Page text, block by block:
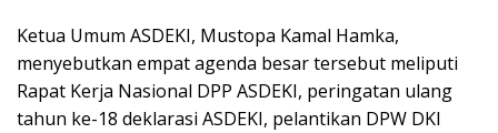
Ketua Umum ASDEKI, Mustopa Kamal Hamka,
menyebutkan empat agenda besar tersebut meliputi
Rapat Kerja Nasional DPP ASDEKI, peringatan ulang
tahun ke-18 deklarasi ASDEKI, pelantikan DPW DKI